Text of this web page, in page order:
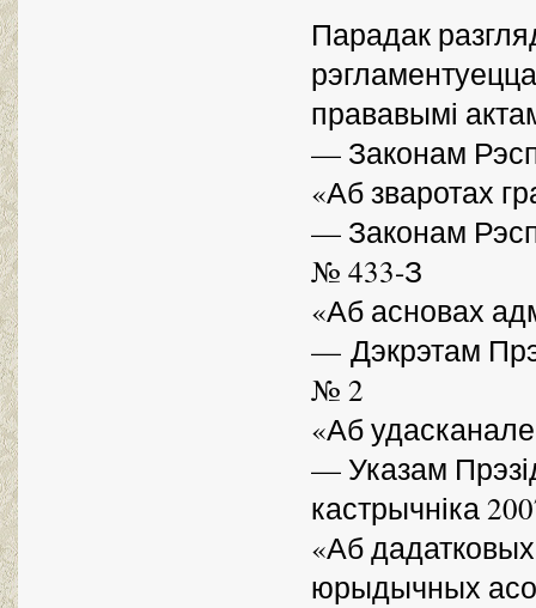
Парадак
прававымі
— Законам
«Аб зваротах
— Законам
№ 433-З
«Аб асновах
— Дэкрэтам
№ 2
«Аб
— Указам
кастрычніка
«Аб
юрыдычных